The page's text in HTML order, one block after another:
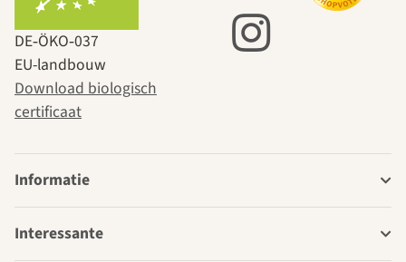
DE‑ÖKO‑037
EU-landbouw
Download biologisch
certificaat
Informatie
Interessante